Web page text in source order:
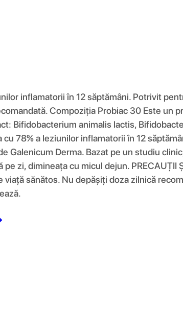
inflamatorii în 12 săptămâni. Potrivit
Compoziția Probiac 30 Este
Bifidobacterium animalis lactis,
cu 78% a leziunilor inflamatorii în 12
Galenicum Derma. Bazat pe un studiu
pe zi, dimineața cu micul dejun.
viață sănătos. Nu depășiți doza zilnică